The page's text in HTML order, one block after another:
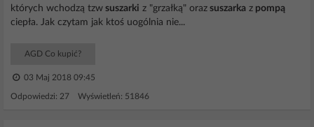
których wchodzą tzw suszarki z "grzałką" oraz suszarka z pompą
ciepła. Jak czytam jak ktoś uogólnia nie...
AGD Co kupić?
03 Maj 2018 09:45
Odpowiedzi: 27 Wyświetleń: 51846